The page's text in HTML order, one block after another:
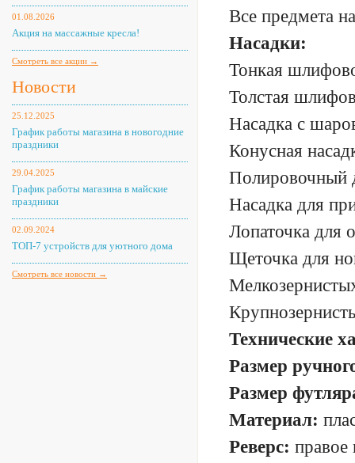
01.08.2026
Акция на массажные кресла!
Смотреть все акции →
Новости
25.12.2025
График работы магазина в новогодние
праздники
29.04.2025
График работы магазина в майские
праздники
02.09.2024
ТОП-7 устройств для уютного дома
Смотреть все новости →
Все предмета
Насадки:
Тонкая
Толстая
Насадка с
Конусная
Полировочный
Насадка для
Лопаточка для
Щеточка для
Технические
Размер
Размер
Материал:
Реверс: правое